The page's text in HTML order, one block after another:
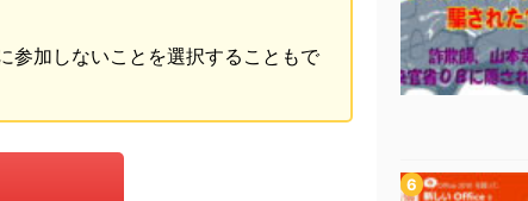
参加しないことを選択することもで